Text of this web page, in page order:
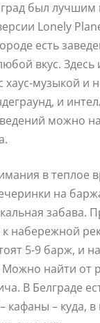
был лучшим
Lonely
есть
вкус.
хаус-музыкой и
и
можно
в теплое
на
забава.
к набережной
5-9 барж, и
Можно найти от
В Белграде
кафаны – куда,